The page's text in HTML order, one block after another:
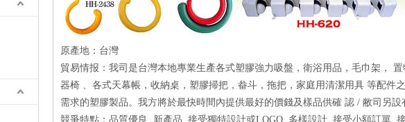
原產地：台灣
貿易情报：我司是台灣本地專業生產各式塑膠強力吸盤，衛浴用品，毛巾架，
器椅 、各式天幕帳，收納桌，塑膠掃把，畚斗，拖把，家庭用清潔用具 等配件
需求的塑膠製品。我方將於最快時間內提供最好的價錢及樣品供確 認 / 敝司另
競爭特點：品質優良 ,新產品 ,接受獨特設計或LOGO ,多樣設計 ,接受小額訂單 ,